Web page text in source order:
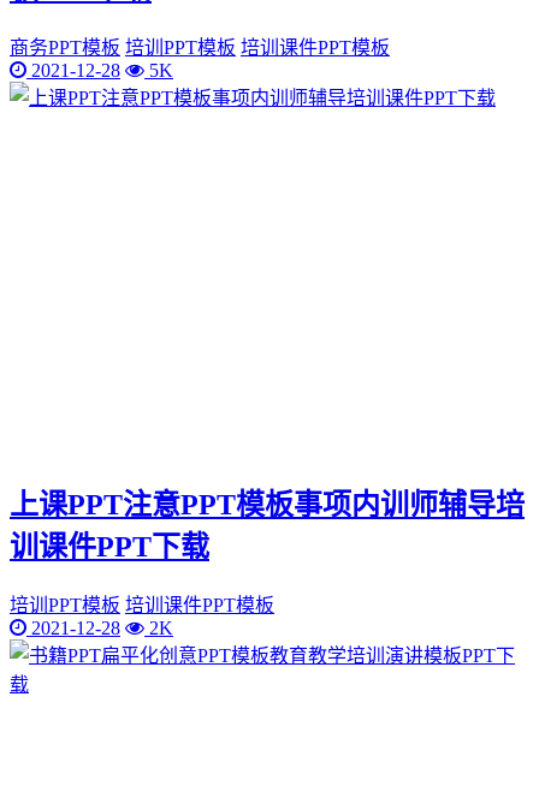
商务PPT模板 培训PPT模板 培训课件PPT模板
2021-12-28
5K
上课PPT注意PPT模板事项内训师辅导培
训课件PPT下载
培训PPT模板 培训课件PPT模板
2021-12-28
2K